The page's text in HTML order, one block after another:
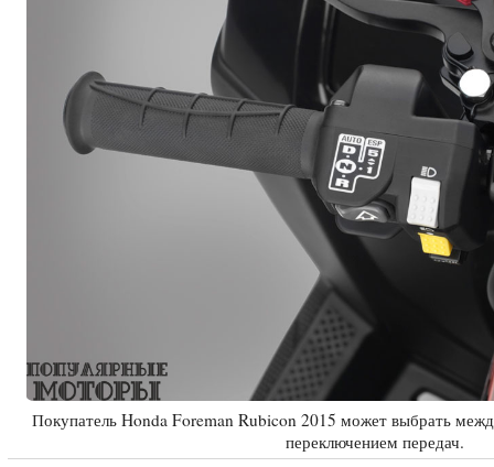
Покупатель Honda Foreman Rubicon 2015 может выбрать
переключением передач.